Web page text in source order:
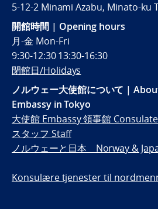
5-12-2 Minami Azabu, Minato-ku
開館時間 | Opening hours
月-金 Mon-Fri
9:30-12:30 13:30-16:30
閉館日/Holidays
ノルウェー大使館について |
Embassy in Tokyo
大使館 Embassy 領事館
スタッフ Staff
ノルウェーと日本 Norway &
Konsulære tjenester til